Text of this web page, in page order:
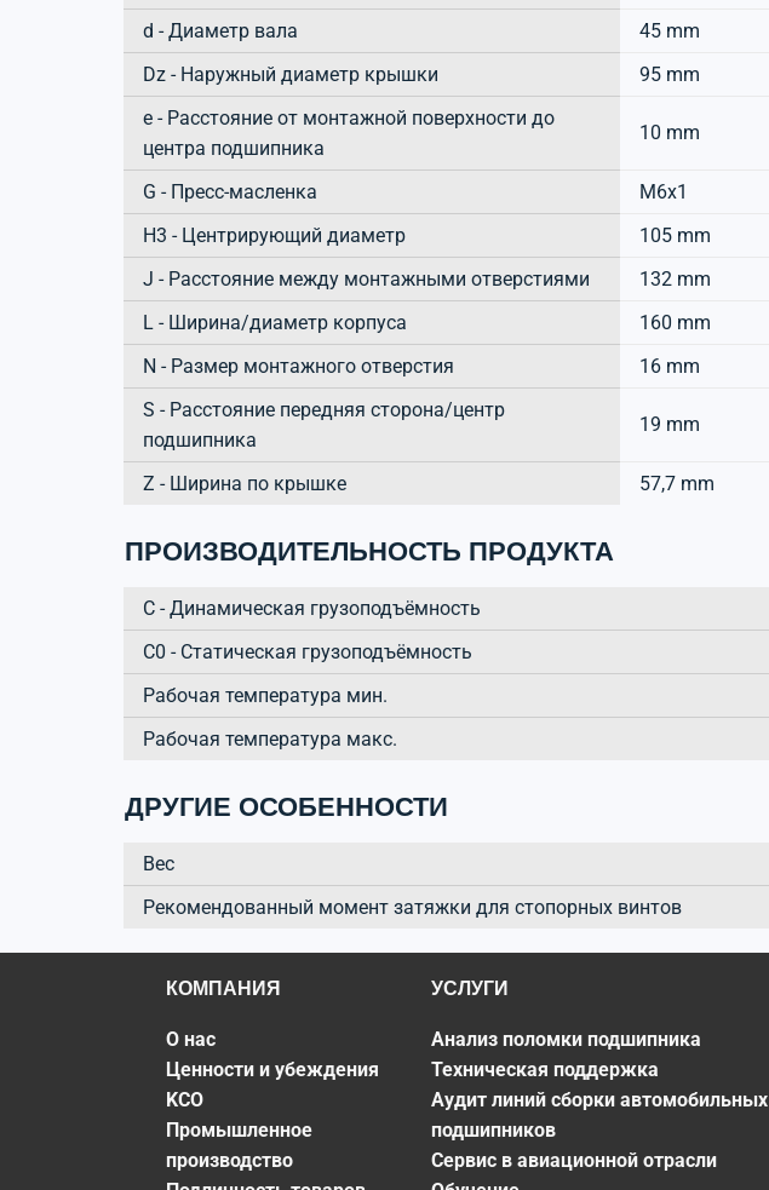
d - Диаметр вала
45 mm
Dz - Наружный диаметр крышки
95 mm
e - Расстояние от монтажной поверхности до
центра подшипника
10 mm
G - Пресс-масленка
M6x1
H3 - Центрирующий диаметр
105 mm
J - Расстояние между монтажными отверстиями
132 mm
L - Ширина/диаметр корпуса
160 mm
N - Размер монтажного отверстия
16 mm
S - Расстояние передняя сторона/центр
подшипника
19 mm
Z - Ширина по крышке 57,7 mm
ПРОИЗВОДИТЕЛЬНОСТЬ ПРОДУКТА
C - Динамическая грузоподъёмность
C0 - Статическая грузоподъёмность
Рабочая температура мин.
Рабочая температура макс.
ДРУГИЕ ОСОБЕННОСТИ
Вес
Рекомендованный момент затяжки для стопорных винтов
КОМПАНИЯ
О нас
Ценности и убеждения
KCO
Промышленное
производство
УСЛУГИ
Анализ поломки подшипника
Техническая поддержка
Аудит линий сборки автомобильных
подшипников
Сервис в авиационной отрасли